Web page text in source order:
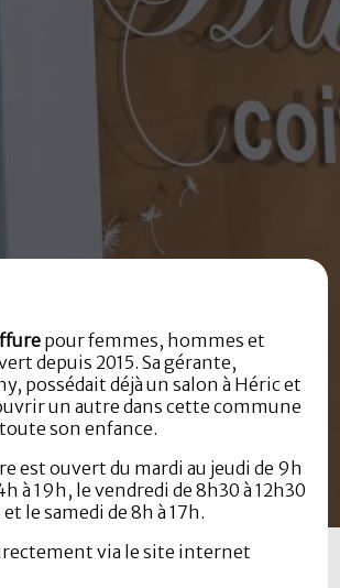
pour femmes, hommes et
depuis 2015. Sa gérante,
possédait déjà un salon à Héric et
un autre dans cette commune
son enfance.
est ouvert du mardi au jeudi de 9h
à 19h, le vendredi de 8h30 à 12h30
le samedi de 8h à 17h.
via le site internet